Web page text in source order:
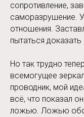
сопротивление,
саморазрушение.
отношения.
пытаться
Но так трудно
всемогущее
проводник, мой
всё, что показал
ложью. Ложью обо